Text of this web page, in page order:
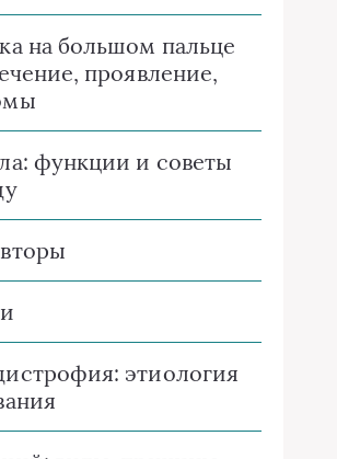
на большом пальце
проявление,
функции и советы
этиология